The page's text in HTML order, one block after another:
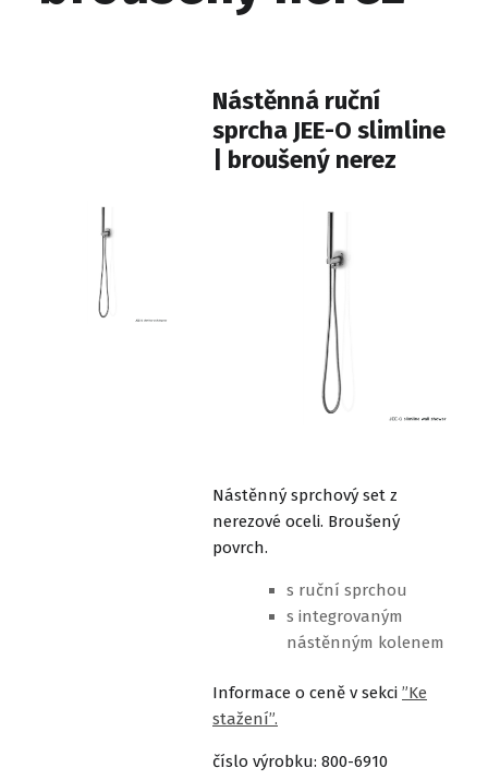
Nástěnná ruční
sprcha JEE-O slimline
| broušený nerez
Nástěnný sprchový set z
nerezové oceli. Broušený
povrch.
s ruční sprchou
s integrovaným
nástěnným kolenem
Informace o ceně v sekci ”Ke
stažení”.
číslo výrobku: 800-6910